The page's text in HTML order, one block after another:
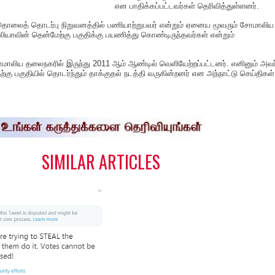
என பாதிக்கப்பட்டவர்கள் தெரிவித்துள்ளனர்.
தொலைத் தொடர்பு நிறுவனத்தில் பணியாற்றுபவர் என்றும் ஏனைய மூவரும் சோமாலிய
தென்மேற்கு பகுதிக்கு பயணித்து கொண்டிருந்தவர்கள் என்றும்
தலைநகரில் இருந்து 2011 ஆம் ஆண்டில் வெளியேற்றப்பட்டனர். எனினும்
பகுதியில் தொடர்ந்தும் தாக்குதல் நடத்தி வருகின்றனர் என அந்நாட்டு செய்திகள்
SIMILAR ARTICLES